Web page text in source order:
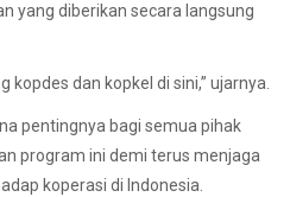
yang diberikan secara langsung
kopdes dan kopkel di sini,” ujarnya.
pentingnya bagi semua pihak
program ini demi terus menjaga
koperasi di Indonesia.